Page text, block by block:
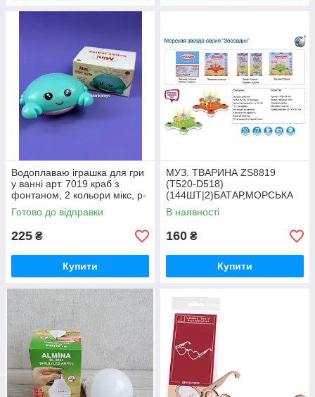
Водоплаваю іграшка для гри
у ванні арт. 7019 краб з
фонтаном, 2 кольори мікс, р-
р10, 2*9*10, короб.
Готово до відправки
225 ₴
Купити
МУЗ. ТВАРИНА ZS8819
(T520-D518)
(144ШТ|2)БАТАР,МОРСЬКА
ЗІРКА 2 КОЛ МІКС,СПІВАЄ
ПІСНЮ,СВІТЛО 3-D
В наявності
160 ₴
Купити